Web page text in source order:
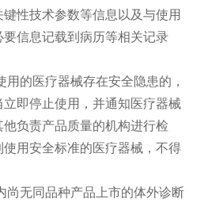
性技术参数等信息以及与使用
信息记载到病历等相关记录
用的医疗器械存在安全隐患的，
即停止使用，并通知医疗器械
负责产品质量的机构进行检
用安全标准的医疗器械，不得
尚无同品种产品上市的体外诊断